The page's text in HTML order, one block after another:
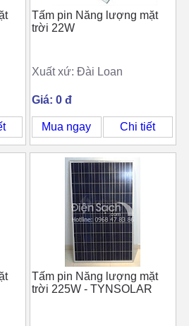
Tấm pin Năng lượng mặt
trời 22W
Xuất xứ: Đài Loan
Giá: 0 đ
Mua ngay Chi tiết
Tấm pin Năng lượng mặt
trời 225W - TYNSOLAR